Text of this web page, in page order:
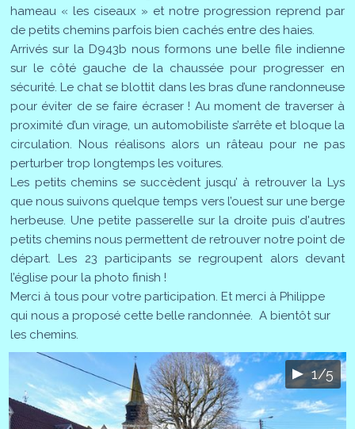
hameau « les ciseaux » et notre progression reprend par
de petits chemins parfois bien cachés entre des haies.
Arrivés sur la D943b nous formons une belle file indienne
sur le côté gauche de la chaussée pour progresser en
sécurité. Le chat se blottit dans les bras d’une randonneuse
pour éviter de se faire écraser ! Au moment de traverser à
proximité d’un virage, un automobiliste s’arrête et bloque la
circulation. Nous réalisons alors un râteau pour ne pas
perturber trop longtemps les voitures.
Les petits chemins se succèdent jusqu’ à retrouver la Lys
que nous suivons quelque temps vers l’ouest sur une berge
herbeuse. Une petite passerelle sur la droite puis d'autres
petits chemins nous permettent de retrouver notre point de
départ. Les 23 participants se regroupent alors devant
l’église pour la photo finish !
Merci à tous pour votre participation. Et merci à Philippe
qui nous a proposé cette belle randonnée. A bientôt sur
les chemins.
1/5